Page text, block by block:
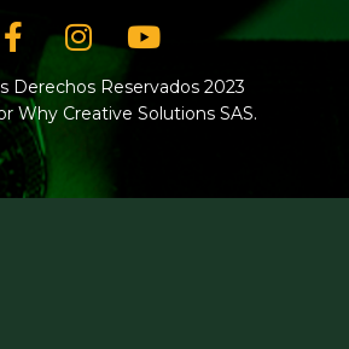
Facebook-
f
Instagram
Youtube
Derechos Reservados 2023
Why Creative Solutions SAS.